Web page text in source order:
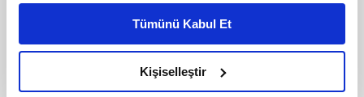
daha iyi reklam deneyimi yaşatabiliriz. Bunu yaparken
amacımızın size daha iyi bir reklam deneyimi sunmak
olduğunu ve sizlere en iyi içerikleri sunabilmek adına
elimizden gelen çabayı gösterdiğimizi ve bu noktada,
Tümünü Kabul Et
Kişiselleştir